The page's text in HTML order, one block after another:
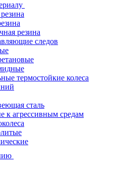
резина
следов
термостойкие колеса
сталь
к агрессивным средам